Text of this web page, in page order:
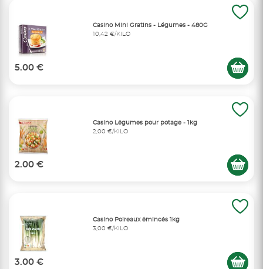
Casino Mini Gratins - Légumes - 480G
10,42 €/KILO
5.00 €
Casino Légumes pour potage - 1kg
2,00 €/KILO
2.00 €
Casino Poireaux émincés 1kg
3,00 €/KILO
3.00 €